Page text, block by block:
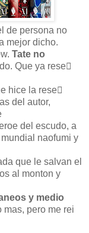
de persona no
mejor dicho.
Tate no
Que ya rese
hice la rese
del autor,
del escudo, a
naofumi y
que le salvan el
al monton y
y medio
mas, pero me rei